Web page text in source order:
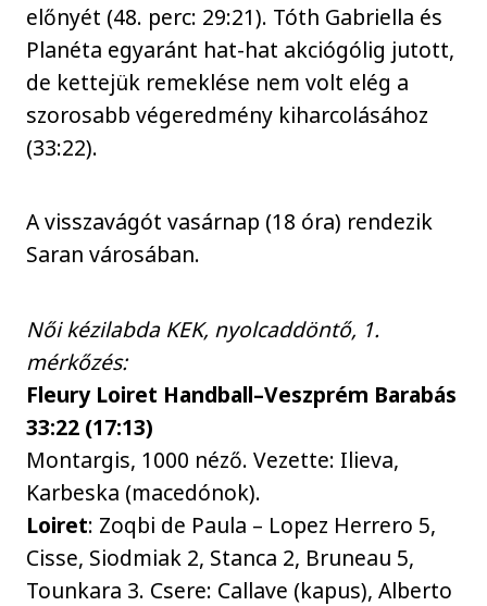
előnyét (48. perc: 29:21). Tóth Gabriella és
Planéta egyaránt hat-hat akciógólig jutott,
de kettejük remeklése nem volt elég a
szorosabb végeredmény kiharcolásához
(33:22).
A visszavágót vasárnap (18 óra) rendezik
Saran városában.
Női kézilabda KEK, nyolcaddöntő, 1.
mérkőzés:
Fleury Loiret Handball–Veszprém Barabás
33:22 (17:13)
Montargis, 1000 néző. Vezette: Ilieva,
Karbeska (macedónok).
Loiret: Zoqbi de Paula – Lopez Herrero 5,
Cisse, Siodmiak 2, Stanca 2, Bruneau 5,
Tounkara 3. Csere: Callave (kapus), Alberto